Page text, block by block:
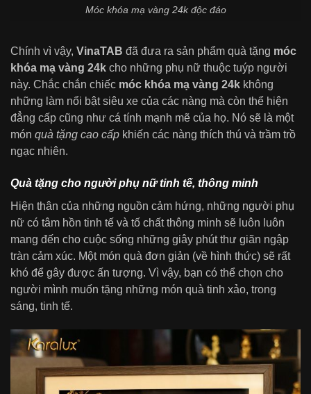
Móc khóa mạ vàng 24k độc đáo
Chính vì vậy, VinaTAB đã đưa ra sản phẩm quà tặng móc
khóa mạ vàng 24k cho những phụ nữ thuộc tuýp người
này. Chắc chắn chiếc móc khóa mạ vàng 24k không
những làm nổi bật siêu xe của các nàng mà còn thể hiện
đẳng cấp cũng như cá tính mạnh mẽ của họ. Nó sẽ là một
món quà tặng cao cấp khiến các nàng thích thú và trầm trồ
ngạc nhiên.
Quà tặng cho người phụ nữ tinh tế, thông minh
Hiện thân của những nguồn cảm hứng, những người phụ
nữ có tâm hồn tinh tế và tố chất thông minh sẽ luôn luôn
mang đến cho cuộc sống những giây phút thư giãn ngập
tràn cảm xúc. Một món quà đơn giản (về hình thức) sẽ rất
khó để gây được ấn tượng. Vì vậy, bạn có thể chọn cho
người mình muốn tặng những món quà tinh xảo, trong
sáng, tinh tế.